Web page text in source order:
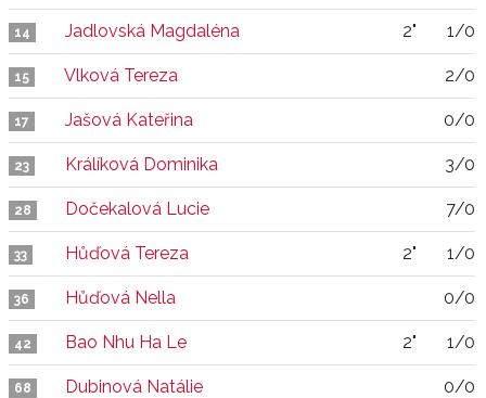
14 Jadlovská Magdaléna 2" 1/0
15 Vlková Tereza 2/0
17 Jašová Kateřina 0/0
23 Králíková Dominika 3/0
28 Dočekalová Lucie 7/0
33 Hůďová Tereza 2" 1/0
36 Hůďová Nella 0/0
42 Bao Nhu Ha Le 2" 1/0
68 Dubinová Natálie 0/0